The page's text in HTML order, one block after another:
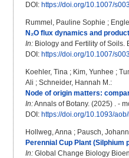
DOI: https://doi.org/10.1007/
Rummel, Pauline Sophie ;
N₂O flux dynamics and
In: Biology and Fertility of Soils.
DOI: https://doi.org/10.1007/
Koehler, Tina ; Kim, Yunhee ;
Ali ; Schneider, Hannah M.:
Node of origin matters:
In:Annals of Botany. (2025) . -
DOI: https://doi.org/10.1093/
Hollweg, Anna ; Pausch,
Perennial Cup Plant
In: Global Change Biology